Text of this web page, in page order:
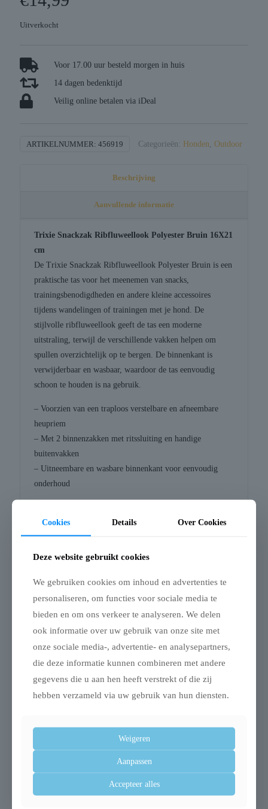
Uitverkocht
Voor 17.00 uur besteld morgen in huis
14 dagen bedenktijd
Veilig online betalen via iDeal
ARTIKELNUMMER: 456919 Categorieën: Honden, Outdoor
Beschrijving
Aanvullende informatie
Trixie Snackzak Ribfluweellook Polyester Bruin 16X21
cm
De Trixie Snackzak Ribfluweellook Polyester Bruin is een
praktische tas voor het meenemen van snacks,
trainingsbenodigdheden en andere kleine accessoires
tijdens wandelingen of trainingen met je hond. De
stijlvolle ribfluweellook geeft de tas een moderne
uitstraling, terwijl de verschillende vakken helpen om
spullen overzichtelijk op te bergen. De binnenkant is
verwijderbaar en wasbaar, waardoor de tas eenvoudig
schoon te houden is na gebruik.
– Voorzien van een traploos verstelbare en afneembare
heupriem
– Met 2 binnenzakken met ritssluiting en handige
buitenvakken
– Uitneembare en wasbare binnenkant voor eenvoudig
onderhoud
kennel hond / kat wit
Uitverkocht
nero
meubelbeschermer
Cookies Details Over Cookies
Deze website gebruikt cookies
We gebruiken cookies om inhoud en advertenties te
personaliseren, om functies voor sociale media te
bieden en om ons verkeer te analyseren. We delen
ook informatie over uw gebruik van onze site met
onze sociale media-, advertentie- en analysepartners,
die deze informatie kunnen combineren met andere
gegevens die u aan hen heeft verstrekt of die zij
hebben verzameld via uw gebruik van hun diensten.
Weigeren
Aanpassen
Accepteer alles